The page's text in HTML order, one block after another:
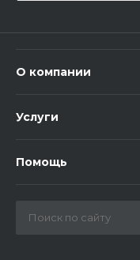
О компании
Услуги
Помощь